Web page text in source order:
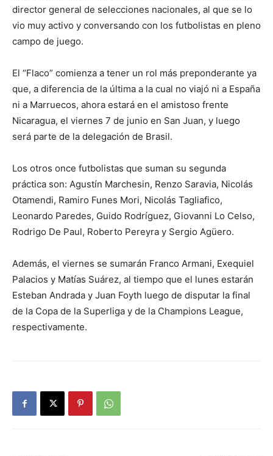
director general de selecciones nacionales, al que se lo
vio muy activo y conversando con los futbolistas en pleno
campo de juego.
El “Flaco” comienza a tener un rol más preponderante ya
que, a diferencia de la última a la cual no viajó ni a España
ni a Marruecos, ahora estará en el amistoso frente
Nicaragua, el viernes 7 de junio en San Juan, y luego
será parte de la delegación de Brasil.
Los otros once futbolistas que suman su segunda
práctica son: Agustín Marchesin, Renzo Saravia, Nicolás
Otamendi, Ramiro Funes Mori, Nicolás Tagliafico,
Leonardo Paredes, Guido Rodríguez, Giovanni Lo Celso,
Rodrigo De Paul, Roberto Pereyra y Sergio Agüero.
Además, el viernes se sumarán Franco Armani, Exequiel
Palacios y Matías Suárez, al tiempo que el lunes estarán
Esteban Andrada y Juan Foyth luego de disputar la final
de la Copa de la Superliga y de la Champions League,
respectivamente.